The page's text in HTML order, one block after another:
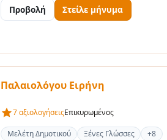
Προβολή Στείλε μήνυμα
Παλαιολόγου Ειρήνη
7 αξιολογήσειςΕπικυρωμένος
Μελέτη Δημοτικού Ξένες Γλώσσες +8